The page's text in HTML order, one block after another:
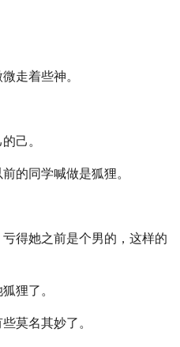
走着些神。
己。
的同学喊做是狐狸。
得她之前是个男的，这样的
狸了。
莫名其妙了。